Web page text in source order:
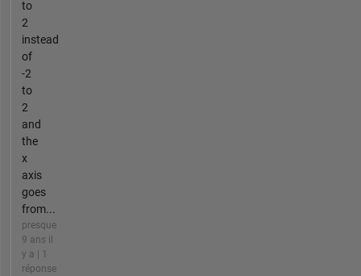
to
2
instead
of
-2
to
2
and
the
x
axis
goes
from...
presque
9 ans il
y a | 1
réponse